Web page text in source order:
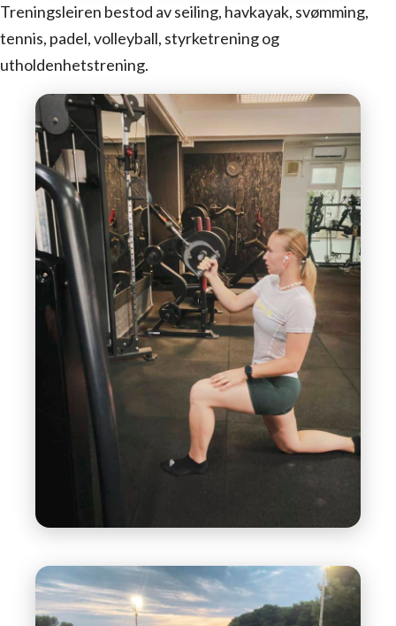
Treningsleiren bestod av seiling, havkayak, svømming,
tennis, padel, volleyball, styrketrening og
utholdenhetstrening.